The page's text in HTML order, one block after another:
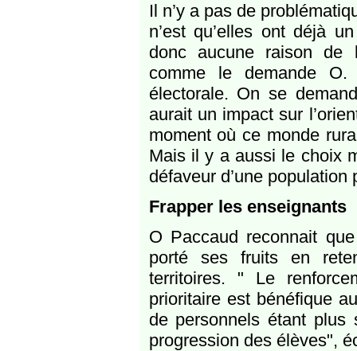
Il n’y a pas de
n’est qu’elles ont déjà
donc aucune raison de
comme le demande
électorale. On se
aurait un impact sur
moment où ce monde
Mais il y a aussi le choix
défaveur d’une
Frapper les enseignants
O Paccaud reconnait
porté ses fruits en
territoires. " Le
prioritaire est bénéfique
de personnels étant plus
progression des élèves",